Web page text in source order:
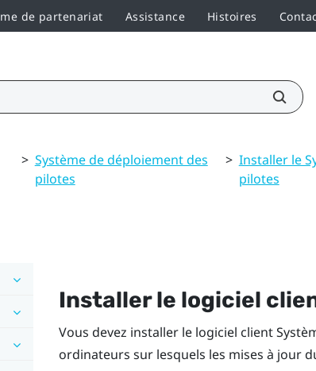
de partenariat Assistance Histoires
> Système de déploiement des
pilotes
> Installer le
pilotes
Installer le logiciel
Vous devez installer le logiciel client
ordinateurs sur lesquels les mises à jour